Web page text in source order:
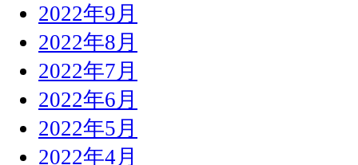
2022年9月
2022年8月
2022年7月
2022年6月
2022年5月
2022年4月